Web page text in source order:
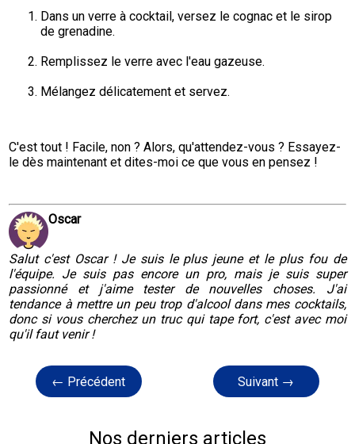
Dans un verre à cocktail, versez le cognac et le sirop
de grenadine.
Remplissez le verre avec l'eau gazeuse.
Mélangez délicatement et servez.
C'est tout ! Facile, non ? Alors, qu'attendez-vous ? Essayez-
le dès maintenant et dites-moi ce que vous en pensez !
Oscar
Salut c'est Oscar ! Je suis le plus jeune et le plus fou de
l'équipe. Je suis pas encore un pro, mais je suis super
passionné et j'aime tester de nouvelles choses. J'ai
tendance à mettre un peu trop d'alcool dans mes cocktails,
donc si vous cherchez un truc qui tape fort, c'est avec moi
qu'il faut venir !
← Précédent Suivant →
Nos derniers articles